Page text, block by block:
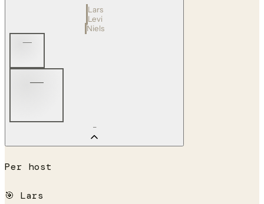
Lars
Levi
Niels
—
—
—
Per host
🎯 Lars